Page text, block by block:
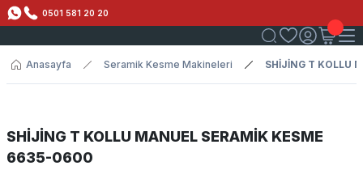
0501 581 20 20
Anasayfa Seramik Kesme Makineleri SHİJİNG T KOLLU
SHİJİNG T KOLLU MANUEL SERAMİK KESME
6635-0600